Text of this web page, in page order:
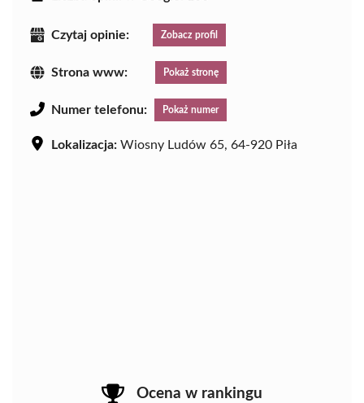
Czytaj opinie: Zobacz profil
Strona www: Pokaż stronę
Numer telefonu: Pokaż numer
Lokalizacja: Wiosny Ludów 65, 64-920 Piła
Ocena w rankingu